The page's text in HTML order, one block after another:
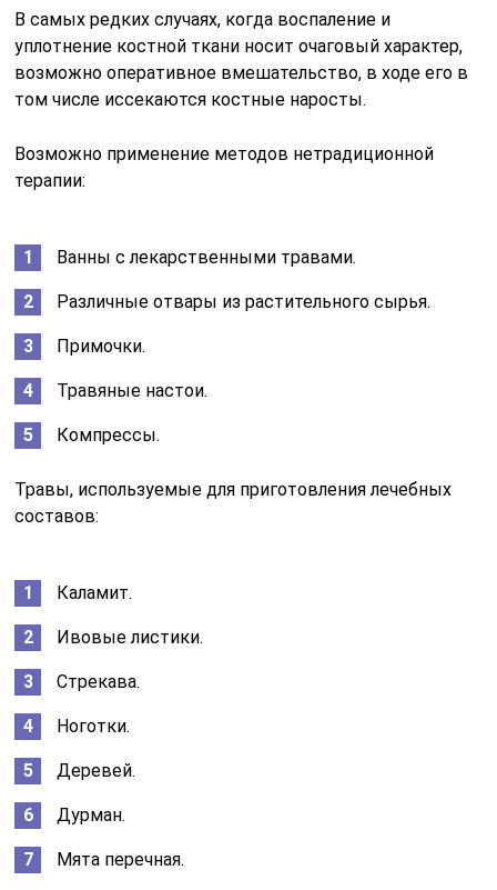
В самых редких случаях, когда воспаление и
уплотнение костной ткани носит очаговый характер,
возможно оперативное вмешательство, в ходе его в
том числе иссекаются костные наросты.
Возможно применение методов нетрадиционной
терапии:
Ванны с лекарственными травами.
Различные отвары из растительного сырья.
Примочки.
Травяные настои.
Компрессы.
Травы, используемые для приготовления лечебных
составов:
Каламит.
Ивовые листики.
Стрекава.
Ноготки.
Деревей.
Дурман.
Мята перечная.